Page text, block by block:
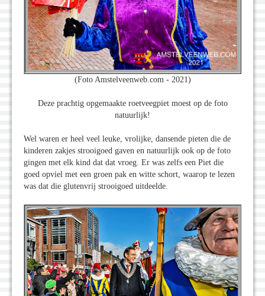
(Foto Amstelveenweb.com - 2021)
Deze prachtig opgemaakte roetveegpiet moest op de foto
natuurlijk!
Wel waren er heel veel leuke, vrolijke, dansende pieten die de
kinderen zakjes strooigoed gaven en natuurlijk ook op de foto
gingen met elk kind dat dat vroeg. Er was zelfs een Piet die
goed opviel met een groen pak en witte schort, waarop te lezen
was dat die glutenvrij strooigoed uitdeelde.